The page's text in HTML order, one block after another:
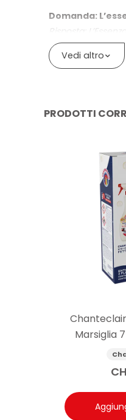
Dosaggio
Domanda:
Risposta:
fragranza
Domanda:
delicate, come il
Domanda:
Risposta:
standard. È
Domanda:
Risposta:
dedicata a
Vedi altro
PRODOTTI
Marsiglia